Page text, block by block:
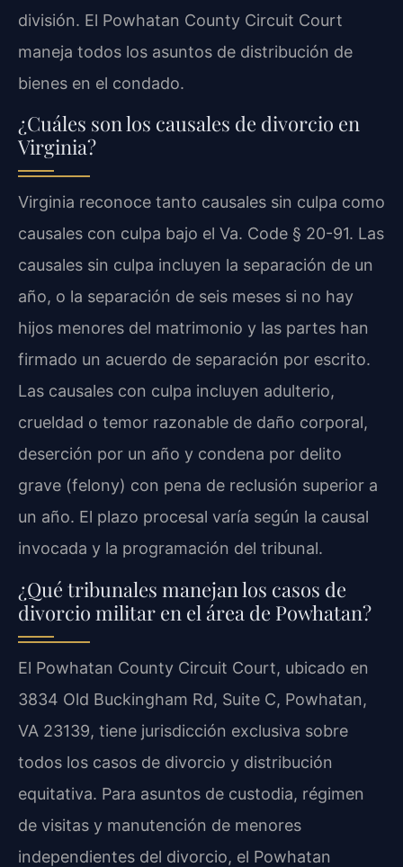
división. El Powhatan County Circuit Court
maneja todos los asuntos de distribución de
bienes en el condado.
¿Cuáles son los causales de divorcio en
Virginia?
Virginia reconoce tanto causales sin culpa como
causales con culpa bajo el Va. Code § 20-91. Las
causales sin culpa incluyen la separación de un
año, o la separación de seis meses si no hay
hijos menores del matrimonio y las partes han
firmado un acuerdo de separación por escrito.
Las causales con culpa incluyen adulterio,
crueldad o temor razonable de daño corporal,
deserción por un año y condena por delito
grave (felony) con pena de reclusión superior a
un año. El plazo procesal varía según la causal
invocada y la programación del tribunal.
¿Qué tribunales manejan los casos de
divorcio militar en el área de Powhatan?
El Powhatan County Circuit Court, ubicado en
3834 Old Buckingham Rd, Suite C, Powhatan,
VA 23139, tiene jurisdicción exclusiva sobre
todos los casos de divorcio y distribución
equitativa. Para asuntos de custodia, régimen
de visitas y manutención de menores
independientes del divorcio, el Powhatan